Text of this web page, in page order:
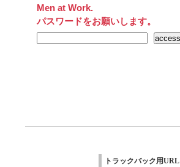
Men at Work.
パスワードをお願いします。
トラックバック用URL